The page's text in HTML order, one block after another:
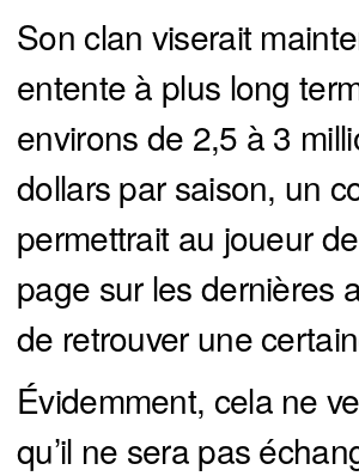
Son clan viserait
entente à plus long
environs de 2,5 à 3
dollars par saison, un
permettrait au joueur
page sur les dernières
de retrouver une
Évidemment, cela ne
qu’il ne sera pas